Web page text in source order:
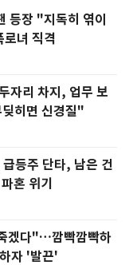
등장 "지독히 엮이
녀 직격
자리 차지, 업무 보
히면 신경질"
등주 단타, 남은 건
혼 위기
겠다"…깜빡깜빡하
자 '발끈'